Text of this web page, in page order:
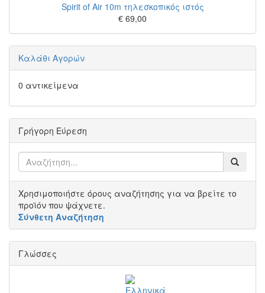
Spirit of Air 10m τηλεσκοπικός ιστός
€ 69,00
Καλάθι Αγορών
0 αντικείμενα
Γρήγορη Εύρεση
Χρησιμοποιήστε όρους αναζήτησης για να βρείτε το
προϊόν που ψάχνετε.
Σύνθετη Αναζήτηση
Γλώσσες